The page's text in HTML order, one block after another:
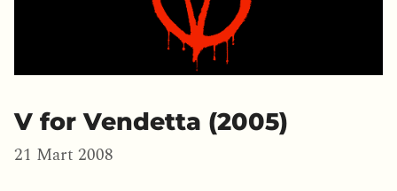
V for Vendetta (2005)
21 Mart 2008